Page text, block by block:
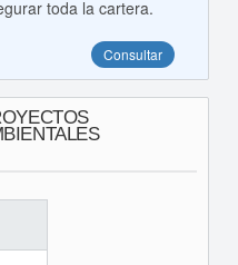
toda la cartera.
Consultar